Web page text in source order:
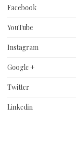
Facebook
YouTube
Instagram
Google +
Twitter
Linkedin